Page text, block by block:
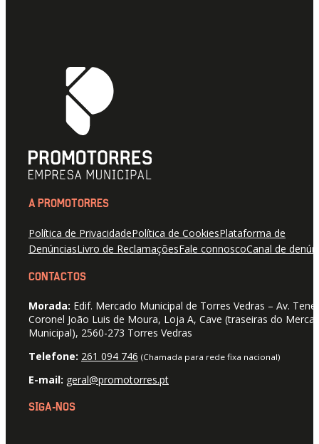
A PROMOTORRES
Política de PrivacidadePolítica de CookiesPlataforma de
DenúnciasLivro de ReclamaçõesFale connoscoCanal de
CONTACTOS
Morada: Edif. Mercado Municipal de Torres Vedras – Av.
Coronel João Luis de Moura, Loja A, Cave (traseiras do
Municipal), 2560-273 Torres Vedras
Telefone: 261 094 746 (Chamada para rede fixa nacional)
E-mail: geral@promotorres.pt
SIGA-NOS